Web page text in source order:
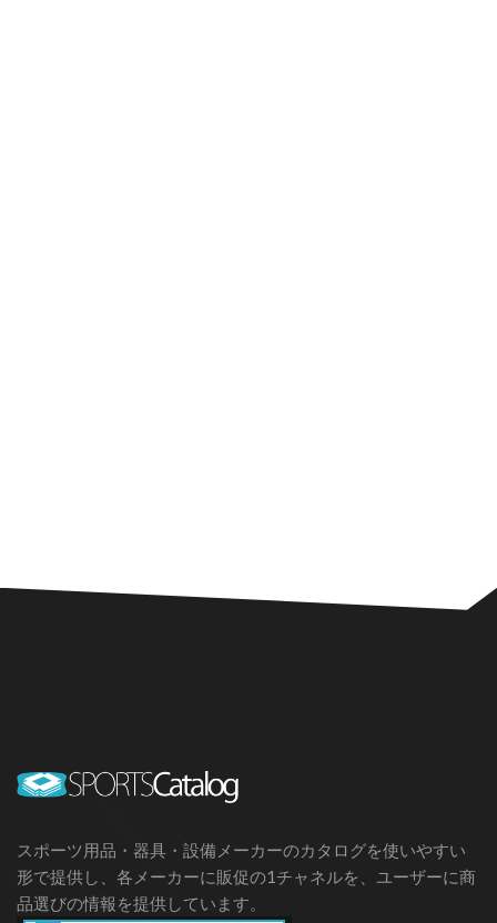
スポーツ用品・器具・設備メーカーのカタログを使いやすい
形で提供し、各メーカーに販促の1チャネルを、ユーザーに商
品選びの情報を提供しています。